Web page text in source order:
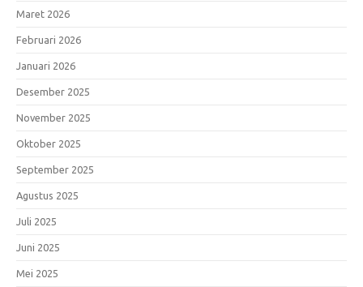
Maret 2026
Februari 2026
Januari 2026
Desember 2025
November 2025
Oktober 2025
September 2025
Agustus 2025
Juli 2025
Juni 2025
Mei 2025